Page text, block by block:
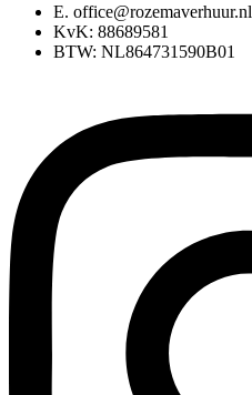
E. office@rozemaverhuur.nl
KvK: 88689581
BTW: NL864731590B01